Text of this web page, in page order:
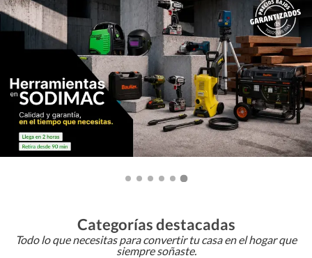
Categorías destacadas
Todo lo que necesitas para convertir tu casa en el hogar que
siempre soñaste.